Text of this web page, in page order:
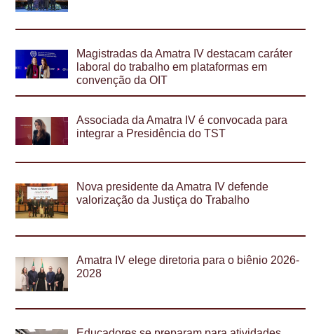
Magistradas da Amatra IV destacam caráter
laboral do trabalho em plataformas em
convenção da OIT
Associada da Amatra IV é convocada para
integrar a Presidência do TST
Nova presidente da Amatra IV defende
valorização da Justiça do Trabalho
Amatra IV elege diretoria para o biênio 2026-
2028